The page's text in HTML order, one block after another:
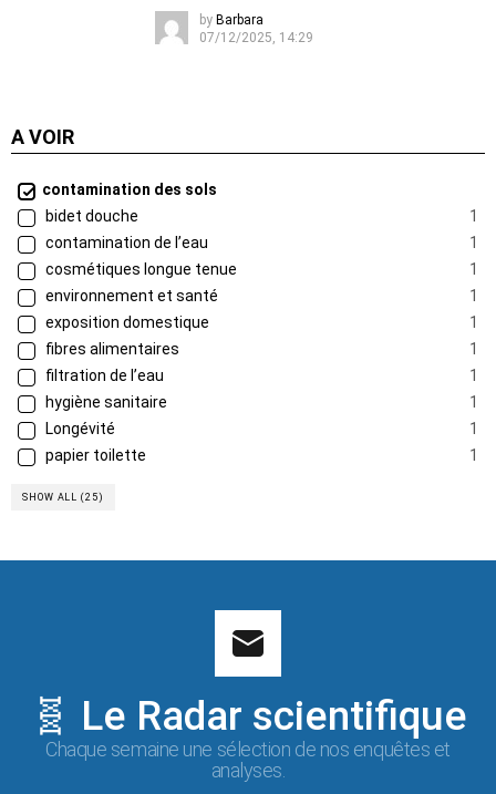
by Barbara
07/12/2025, 14:29
A VOIR
contamination des sols
bidet douche
1
contamination de l’eau
1
cosmétiques longue tenue
1
environnement et santé
1
exposition domestique
1
fibres alimentaires
1
filtration de l’eau
1
hygiène sanitaire
1
Longévité
1
papier toilette
1
SHOW ALL (25)
🧬 Le Radar scientifique
Chaque semaine une sélection de nos enquêtes et
analyses.